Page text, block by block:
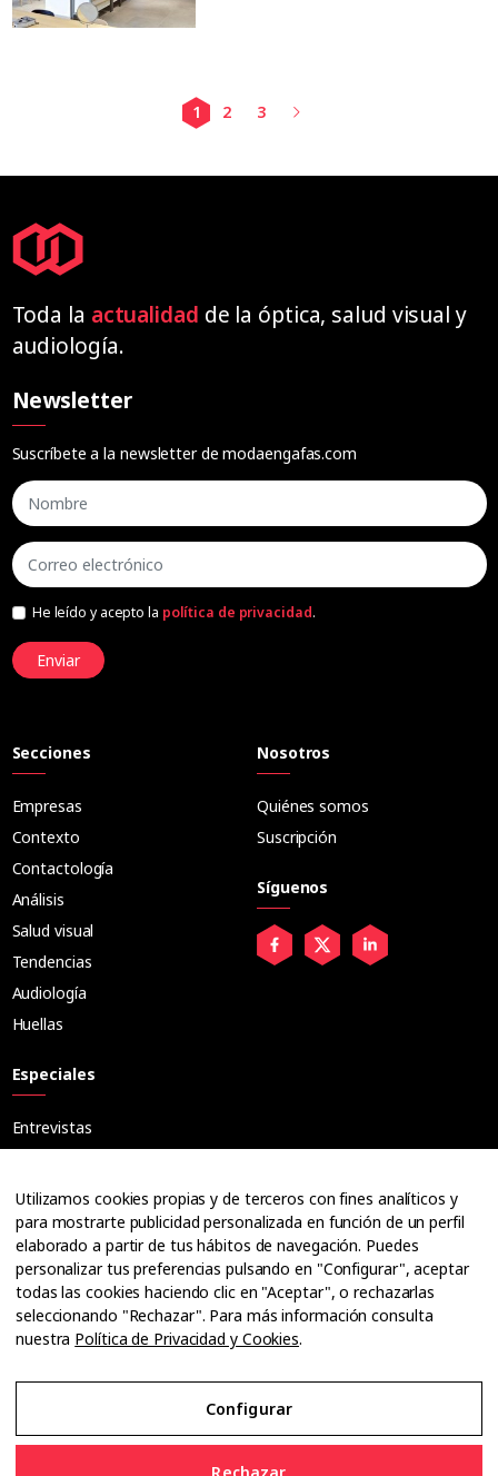
1 2 3
Toda la actualidad de la óptica, salud visual y
audiología.
Newsletter
Suscríbete a la newsletter de modaengafas.com
He leído y acepto la política de privacidad.
Enviar
Secciones
Empresas
Contexto
Contactología
Análisis
Salud visual
Tendencias
Audiología
Huellas
Especiales
Entrevistas
Ópticos
Cuadernos
Guías
Dossier
Anuarios
Ofertas de empleo
Nosotros
Quiénes somos
Suscripción
Síguenos
Utilizamos cookies propias y de terceros con fines analíticos y
para mostrarte publicidad personalizada en función de un perfil
elaborado a partir de tus hábitos de navegación. Puedes
personalizar tus preferencias pulsando en "Configurar", aceptar
todas las cookies haciendo clic en "Aceptar", o rechazarlas
seleccionando "Rechazar". Para más información consulta
nuestra Política de Privacidad y Cookies.
Configurar
Aviso Legal